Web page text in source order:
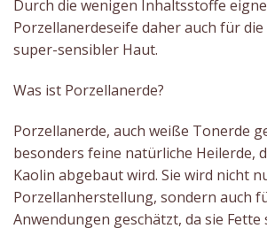
Durch die wenigen Inhaltsstoffe
Porzellanerdeseife daher auch für
super-sensibler Haut.
Was ist Porzellanerde?
Porzellanerde, auch weiße Tonerde
besonders feine natürliche Heilerde,
Kaolin abgebaut wird. Sie wird nicht
Porzellanherstellung, sondern auch
Anwendungen geschätzt, da sie